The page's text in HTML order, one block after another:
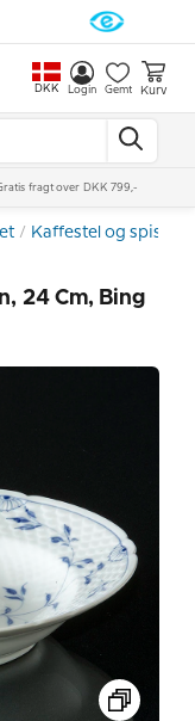
DKK Login Gemt Kurv
fragt over DKK 799,-
Kaffestel og
24 Cm, Bing